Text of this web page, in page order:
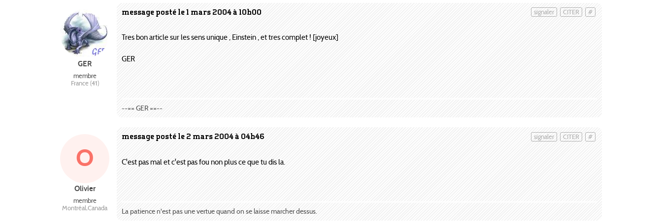
message posté le 1 mars 2004 à 10h00 #
CITER
signaler
GER
membre
France (41)
Tres bon article sur les sens unique , Einstein , et tres complet ! [joyeux]
GER
--== GER ==--
message posté le 2 mars 2004 à 04h46 #
CITER
signaler
O
Olivier
membre
Montréal,Canada
C'est pas mal et c'est pas fou non plus ce que tu dis la.
La patience n'est pas une vertue quand on se laisse marcher dessus.